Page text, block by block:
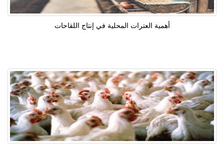
أهمية العترات المحلية في إنتاج اللقاحات